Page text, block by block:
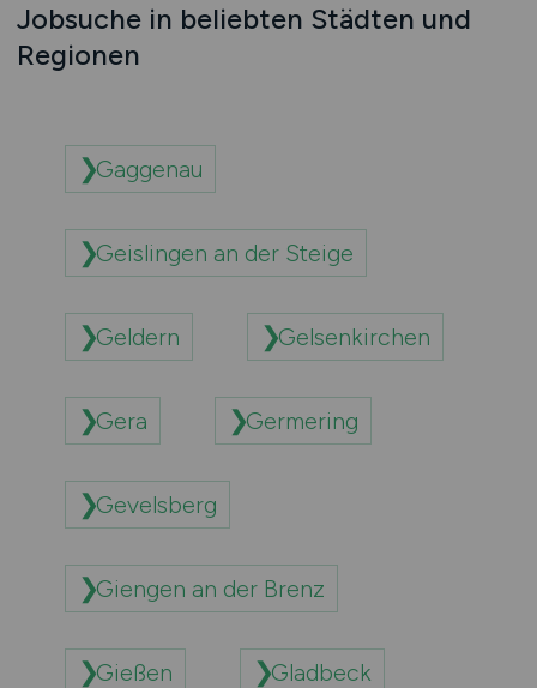
Jobsuche in beliebten Städten und
Regionen
Gaggenau
Geislingen an der Steige
Geldern Gelsenkirchen
Gera Germering
Gevelsberg
Giengen an der Brenz
Gießen Gladbeck